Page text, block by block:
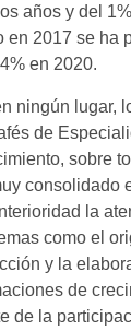
años y del
en 2017 se ha
en 2020.
ningún lugar,
de
sobre
consolidado
la
como el
y la
de
de la